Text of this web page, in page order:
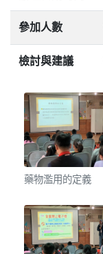
參加人數
檢討與建議
藥物濫用的定義